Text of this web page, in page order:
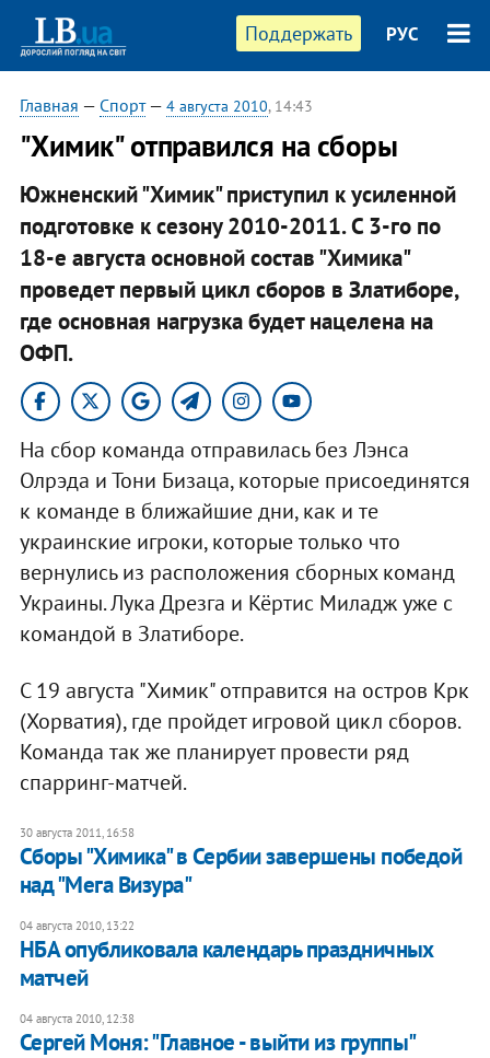
Поддержать РУС
Главная — Спорт— 4 августа 2010, 14:43
"Химик" отправился на сборы
Южненский "Химик" приступил к усиленной
подготовке к сезону 2010-2011. С 3-го по
18-е августа основной состав "Химика"
проведет первый цикл сборов в Златиборе,
где основная нагрузка будет нацелена на
ОФП.
На сбор команда отправилась без Лэнса
Олрэда и Тони Бизаца, которые присоединятся
к команде в ближайшие дни, как и те
украинские игроки, которые только что
вернулись из расположения сборных команд
Украины. Лука Дрезга и Кёртис Миладж уже с
командой в Златиборе.
С 19 августа "Химик" отправится на остров Крк
(Хорватия), где пройдет игровой цикл сборов.
Команда так же планирует провести ряд
спарринг-матчей.
30 августа 2011, 16:58
Сборы "Химика" в Сербии завершены победой
над "Мега Визура"
04 августа 2010, 13:22
НБА опубликовала календарь праздничных
матчей
04 августа 2010, 12:38
Сергей Моня: "Главное - выйти из группы"